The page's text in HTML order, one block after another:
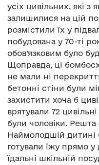
усіх цивільних, які з
залишилися на цій
розмістили їх у
побудована у 70-ті
обов’язковим було
Щоправда, ці
не мали ні
бетонні стіни були
захистити хоча б
врятували 72
були чоловіки. Решта
Наймолодшій дитині
готували їжу прямо
їдальні шкільній